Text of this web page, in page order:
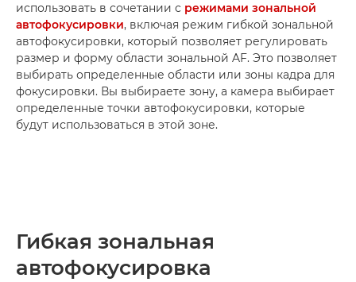
использовать в сочетании с режимами зональной
автофокусировки, включая режим гибкой зональной
автофокусировки, который позволяет регулировать
размер и форму области зональной AF. Это позволяет
выбирать определенные области или зоны кадра для
фокусировки. Вы выбираете зону, а камера выбирает
определенные точки автофокусировки, которые
будут использоваться в этой зоне.
Гибкая зональная
автофокусировка